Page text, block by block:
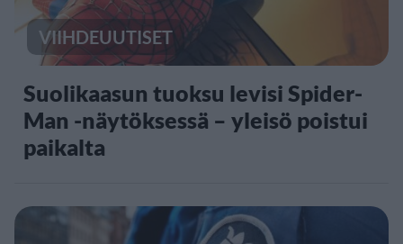
VIIHDEUUTISET
Suolikaasun tuoksu levisi Spider-
Man -näytöksessä – yleisö poistui
paikalta